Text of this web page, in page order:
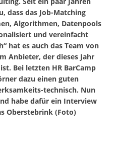
dass das Job-Matching
Algorithmen, Datenpools
und vereinfacht
hat es auch das Team von
Anbieter, der dieses Jahr
Bei letzten HR BarCamp
dazu einen guten
technisch. Nun
habe dafür ein Interview
Oberstebrink (Foto)